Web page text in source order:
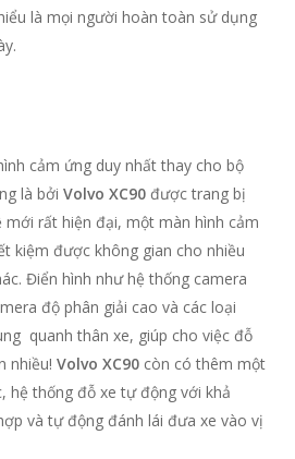
là mọi người hoàn toàn sử dụng
cảm ứng duy nhất thay cho bộ
là bởi Volvo XC90được trang bị
mới rất hiện đại, một màn hình cảm
kiệm được không gian cho nhiều
Điển hình như hệ thống camera
độ phân giải cao và các loại
quanh thân xe, giúp cho việc đỗ
nhiều! Volvo XC90 còn có thêm một
hệ thống đỗ xe tự động với khả
và tự động đánh lái đưa xe vào vị